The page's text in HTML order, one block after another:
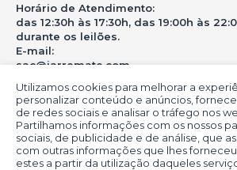
Utilizamos cookies para melhorar a
personalizar conteúdo e anúncios,
de redes sociais e analisar o tráfego nos
Partilhamos informações com os nossos
sociais, de publicidade e de análise, que
com outras informações que lhes
estes a partir da utilização daqueles
Horário de Atendimento:
das 12:30h às 17:30h, das 19:00h às
durante os leilões.
E-mail:
sac@iarremate.com
ONDE ESTAMOS
R. Heitor Modesto, 28 - Estação São
CEP: 37470-000